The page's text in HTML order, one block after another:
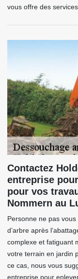
vous offre des
Contactez
entreprise
pour vos
Nommern au
Personne ne pas
d’arbre après
complexe et fatiguant
votre terrain en jardin
ce cas, nous vous
entreprise pour